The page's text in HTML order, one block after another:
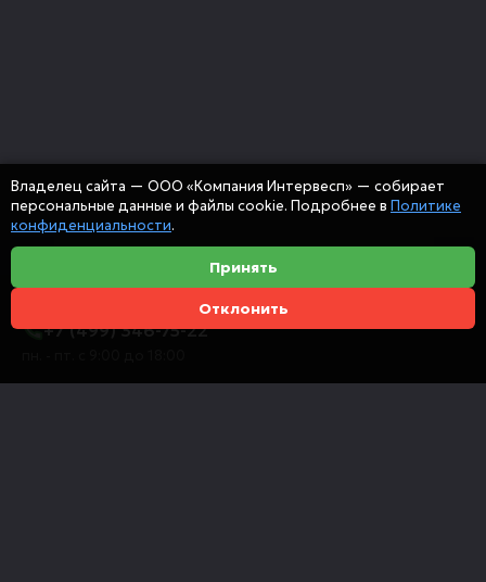
+7 (499) 346-75-22
Владелец сайта — ООО «Компания Интервесп» — собирает
персональные данные и файлы cookie. Подробнее в Политике
конфиденциальности.
Принять
Отклонить